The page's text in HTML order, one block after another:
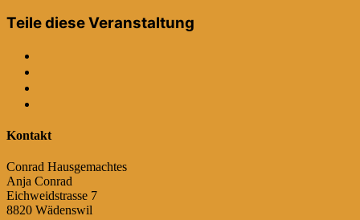
Teile diese Veranstaltung
Kontakt
Conrad Hausgemachtes
Anja Conrad
Eichweidstrasse 7
8820 Wädenswil